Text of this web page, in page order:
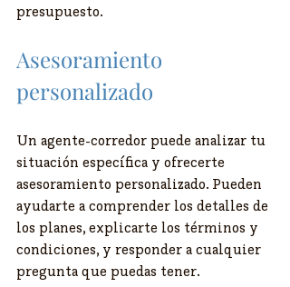
presupuesto.
Asesoramiento
personalizado
Un agente-corredor puede analizar tu
situación específica y ofrecerte
asesoramiento personalizado. Pueden
ayudarte a comprender los detalles de
los planes, explicarte los términos y
condiciones, y responder a cualquier
pregunta que puedas tener.